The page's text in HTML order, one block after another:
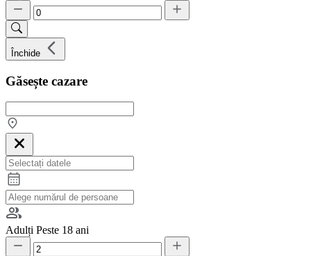
Închide
Găsește cazare
Adulți Peste 18 ani